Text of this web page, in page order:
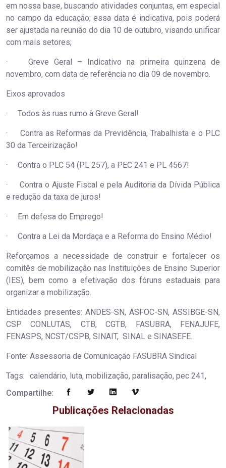
em nossa base, buscando atividades conjuntas, em especial
no campo da educação; essa data é indicativa, pois poderá
ser ajustada na reunião do dia 10 de outubro, visando unificar
com mais setores;
· Greve Geral – Indicativo na primeira quinzena de
novembro, com data de referência no dia 09 de novembro.
Eixos aprovados
· Todos às ruas rumo à Greve Geral!
· Contra as Reformas da Previdência, Trabalhista e o PLC
30 da Terceirização!
· Contra o PLC 54 (PL 257), a PEC 241 e PL 4567!
· Contra o Ajuste Fiscal e pela Auditoria da Dívida Pública
e redução da taxa de juros!
· Em defesa do Emprego!
· Contra a Lei da Mordaça e a Reforma do Ensino Médio!
Reforçamos a necessidade de construir e fortalecer os
comitês de mobilização nas Instituições de Ensino Superior
(IES), bem como a efetivação dos fóruns estaduais para
organizar a mobilização.
Entidades presentes: ANDES-SN, ASFOC-SN, ASSIBGE-SN,
CSP CONLUTAS, CTB, CGTB, FASUBRA, FENAJUFE,
FENASPS, NCST/CSPB, SINAIT, SINAL e SINASEFE.
Fonte: Assessoria de Comunicação FASUBRA Sindical
Tags: calendário, luta, mobilização, paralisação, pec 241,
Compartilhe:
Publicações Relacionadas